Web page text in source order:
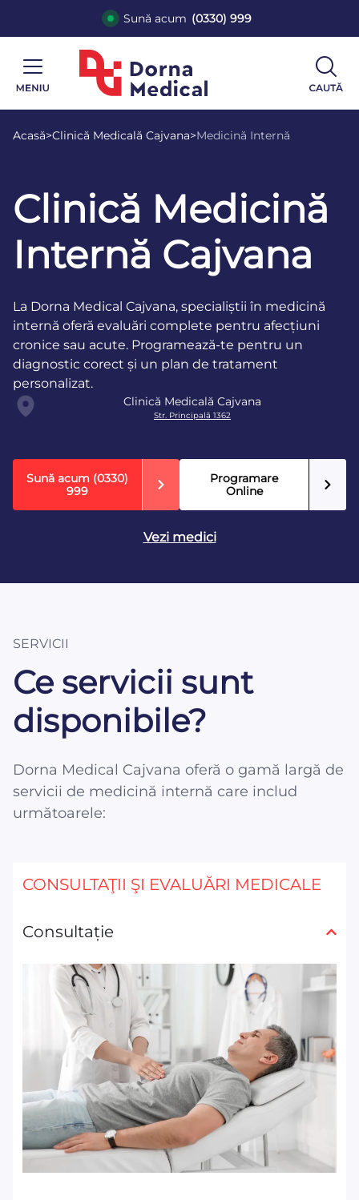
Sună acum (0330) 999
Acasă>Clinică Medicală Cajvana>Medicină Internă
Clinică Medicină
Internă Cajvana
La Dorna Medical Cajvana, specialiștii în medicină
internă oferă evaluări complete pentru afecțiuni
cronice sau acute. Programează-te pentru un
diagnostic corect și un plan de tratament
personalizat.
Clinică Medicală Cajvana
Str. Principală 1362
Sună acum (0330)
999
Programare
Online
Vezi medici
SERVICII
Ce servicii sunt
disponibile?
Dorna Medical Cajvana oferă o gamă largă de
servicii de medicină internă care includ
următoarele:
CONSULTAŢII ŞI EVALUĂRI MEDICALE
Consultație